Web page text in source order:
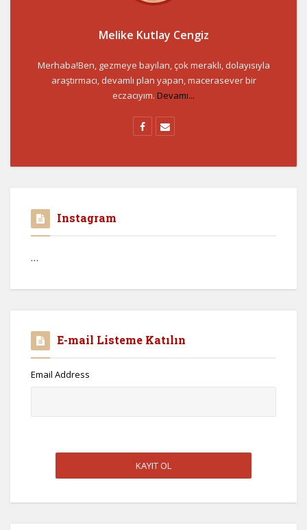
Melike Kutlay Cengiz
Merhaba!Ben, gezmeye bayılan, çok meraklı, dolayısıyla
araştırmacı, devamlı plan yapan, macerasever bir
eczacıyım. Devamı...
Instagram
…
E-mail Listeme Katılın
Email Address